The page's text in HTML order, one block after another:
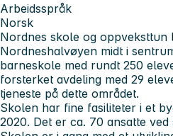
Arbeidsspråk
Norsk
Nordnes skole og oppveksttun
Nordneshalvøyen midt i
barneskole med rundt 250
forsterket avdeling med 29
tjeneste på dette området.
Skolen har fine fasiliteter i et
2020. Det er ca. 70 ansatte ved